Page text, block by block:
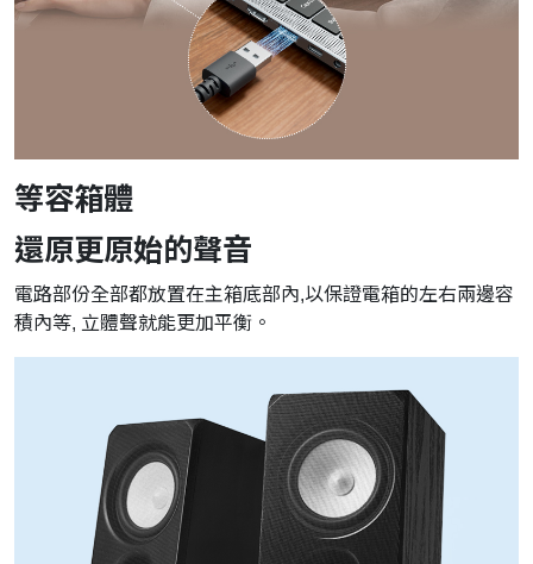
等容箱體
還原更原始的聲音
電路部份全部都放置在主箱底部內,以保證電箱的左右兩邊容
積內等, 立體聲就能更加平衡。